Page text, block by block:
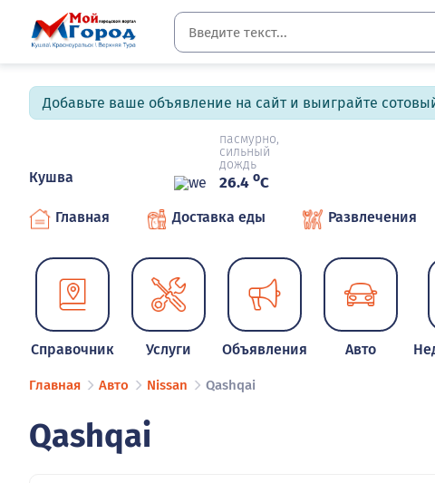
Добавьте ваше объявление на сайт и выиграйте
Кушва
пасмурно,
сильный
дождь
26.4 oC
Главная Доставка еды Развлечения
Справочник Услуги Объявления Авто
Главная Авто Nissan Qashqai
Qashqai